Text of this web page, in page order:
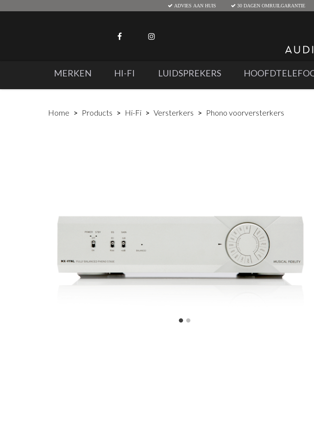
ADVIES AAN HUIS 30 DAGEN OMRUILGARANTIE
MERKEN HI-FI LUIDSPREKERS
Home Products Hi-Fi Versterkers Phono voorversterkers